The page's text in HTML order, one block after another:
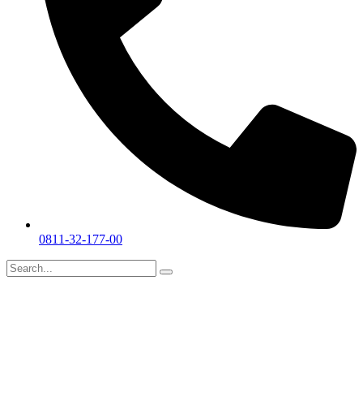
0811-32-177-00